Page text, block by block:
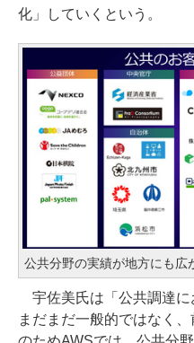
化」していくという。
公共分野の実績が地方にも広
宇佐美氏は「公共調達に
まだまだ一般的ではなく